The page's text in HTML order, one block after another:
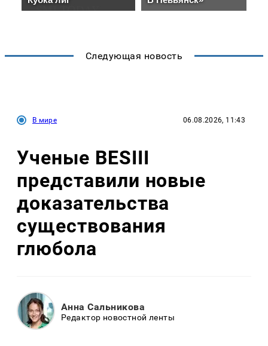
Следующая новость
В мире 06.08.2026, 11:43
Ученые BESIII
представили новые
доказательства
существования
глюбола
Анна Сальникова
Редактор новостной ленты